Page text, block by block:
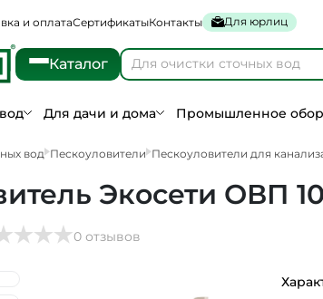
и оплатаСертификатыКонтакты Для юрлиц
Каталог
Для дачи и дома Промышленное
вод Пескоуловители Пескоуловители для
Экосети ОВП
0 отзывов